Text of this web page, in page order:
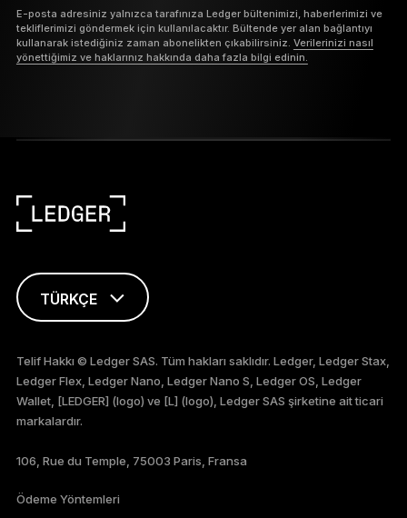
E-posta adresiniz yalnızca tarafınıza Ledger bültenimizi, haberlerimizi ve
tekliflerimizi göndermek için kullanılacaktır. Bültende yer alan bağlantıyı
kullanarak istediğiniz zaman abonelikten çıkabilirsiniz. Verilerinizi nasıl
yönettiğimiz ve haklarınız hakkında daha fazla bilgi edinin.
TÜRKÇE
FRANÇAIS
DEUTSCH
PORTUGUÊS
ESPAÑOL
Telif Hakkı © Ledger SAS. Tüm hakları saklıdır. Ledger, Ledger Stax,
Ledger Flex, Ledger Nano, Ledger Nano S, Ledger OS, Ledger
Wallet, [LEDGER] (logo) ve [L] (logo), Ledger SAS şirketine ait ticari
markalardır.
106, Rue du Temple, 75003 Paris, Fransa
Ödeme Yöntemleri